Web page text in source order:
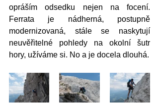
opráším odsedku nejen na focení.
Ferrata je nádherná, postupně
modernizovaná, stále se naskytují
neuvěřitelné pohledy na okolní šutr